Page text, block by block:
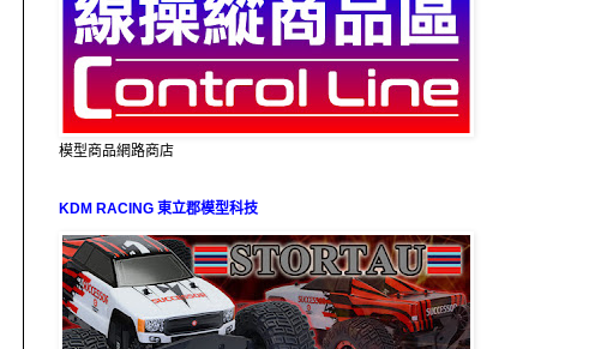
模型商品網路商店
KDM RACING 東立郡模型科技